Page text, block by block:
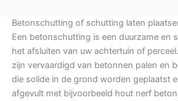
Betonschutting of schutting laten
Een betonschutting is een duurzame en
het afsluiten van uw achtertuin of
zijn vervaardigd van betonnen palen en
die solide in de grond worden geplaatst
afgevult met bijvoorbeeld hout nerf